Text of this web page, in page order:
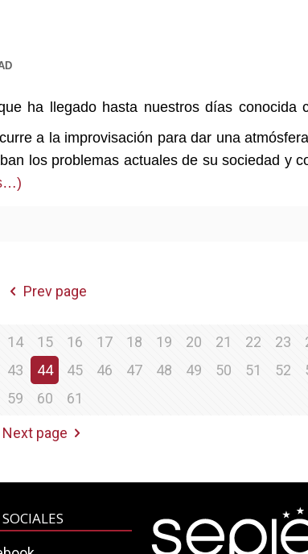
ha llegado hasta nuestros días conocida
a la improvisación para dar una
los problemas actuales de su sociedad y
Prev page
14 15 16 17 18 19 20 21 22 23
43 44 45 46 47 48 49 50 51 52
59
60 61
Next page